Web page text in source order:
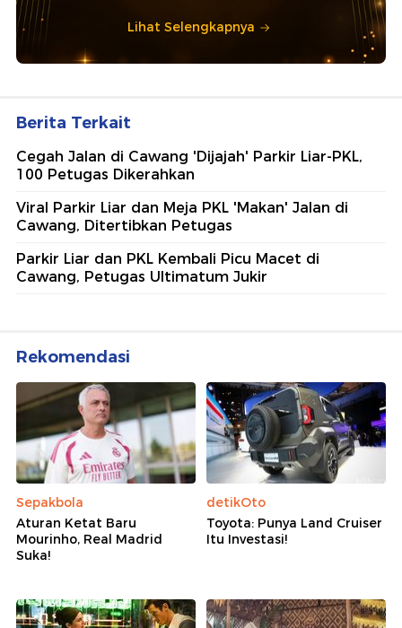
Lihat Selengkapnya
Berita Terkait
Cegah Jalan di Cawang 'Dijajah' Parkir Liar-PKL,
100 Petugas Dikerahkan
Viral Parkir Liar dan Meja PKL 'Makan' Jalan di
Cawang, Ditertibkan Petugas
Parkir Liar dan PKL Kembali Picu Macet di
Cawang, Petugas Ultimatum Jukir
Rekomendasi
Sepakbola
Aturan Ketat Baru
Mourinho, Real Madrid
Suka!
detikOto
Toyota: Punya Land Cruiser
Itu Investasi!